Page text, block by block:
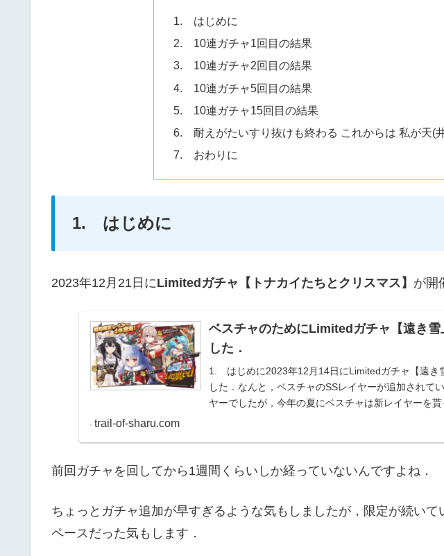
1. はじめに
2. 10連ガチャ1回目の結果
3. 10連ガチャ2回目の結果
4. 10連ガチャ5回目の結果
5. 10連ガチャ15回目の結果
6. 耐えがたいすり抜けも終わる これからは 私が天(
7. おわりに
1. はじめに
2023年12月21日にLimitedガチャ【トナカイたちとクリスマス】 が開
ベスチャのためにLimitedガチャ【遠き雪
した．
1. はじめに2023年12月14日にLimitedガチャ【遠き
した．なんと，ベスチャのSSレイヤーが追加されて
ヤーでしたが，今年の夏にベスチャは新レイヤーを貰
trail-of-sharu.com
前回ガチャを回してから1週間くらいしか経っていないんですよね．
ちょっとガチャ追加が早すぎるような気もしましたが，限定が続い
ペースだった気もします．